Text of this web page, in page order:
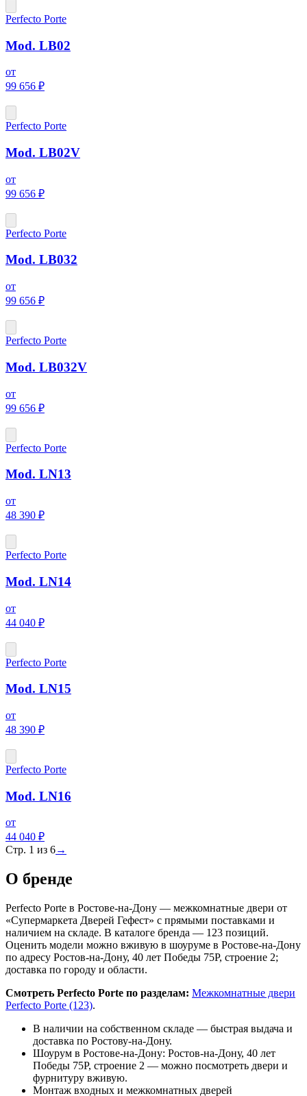
Perfecto Porte
Mod. LB02
от
99 656 ₽
Perfecto Porte
Mod. LB02V
от
99 656 ₽
Perfecto Porte
Mod. LB032
от
99 656 ₽
Perfecto Porte
Mod. LB032V
от
99 656 ₽
Perfecto Porte
Mod. LN13
от
48 390 ₽
Perfecto Porte
Mod. LN14
от
44 040 ₽
Perfecto Porte
Mod. LN15
от
48 390 ₽
Perfecto Porte
Mod. LN16
от
44 040 ₽
Стр. 1 из 6→
О бренде
Perfecto Porte в Ростове-на-Дону — межкомнатные двери от
«Супермаркета Дверей Гефест» с прямыми поставками и
наличием на складе. В каталоге бренда — 123 позиций.
Оценить модели можно вживую в шоуруме в Ростове-на-Дону
по адресу Ростов-на-Дону, 40 лет Победы 75Р, строение 2;
доставка по городу и области.
Смотреть Perfecto Porte по разделам: Межкомнатные двери
Perfecto Porte (123).
В наличии на собственном складе — быстрая выдача и
доставка по Ростову-на-Дону.
Шоурум в Ростове-на-Дону: Ростов-на-Дону, 40 лет
Победы 75Р, строение 2 — можно посмотреть двери и
фурнитуру вживую.
Монтаж входных и межкомнатных дверей